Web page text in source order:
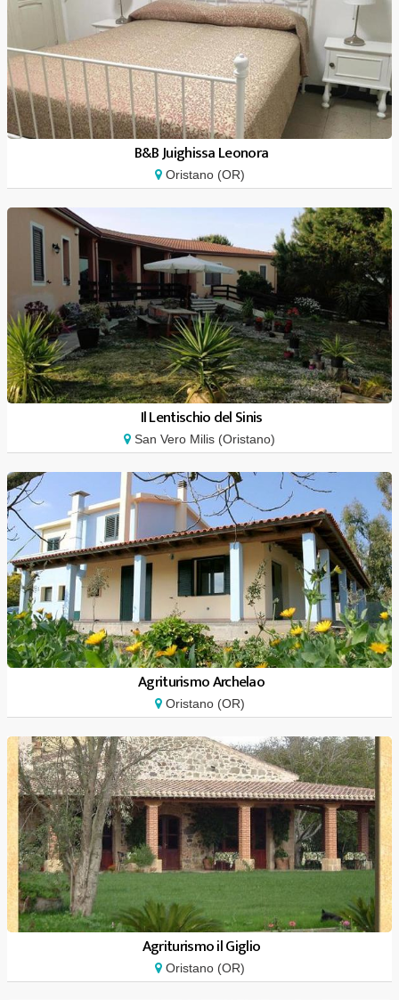
B&B Juighissa Leonora
Oristano (OR)
Il Lentischio del Sinis
San Vero Milis (Oristano)
Agriturismo Archelao
Oristano (OR)
Agriturismo il Giglio
Oristano (OR)